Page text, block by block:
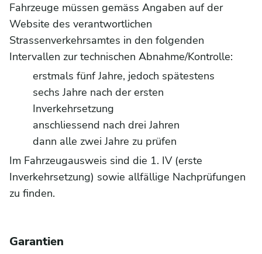
Fahrzeuge müssen gemäss Angaben auf der
Website des verantwortlichen
Strassenverkehrsamtes in den folgenden
Intervallen zur technischen Abnahme/Kontrolle:
erstmals fünf Jahre, jedoch spätestens
sechs Jahre nach der ersten
Inverkehrsetzung
anschliessend nach drei Jahren
dann alle zwei Jahre zu prüfen
Im Fahrzeugausweis sind die 1. IV (erste
Inverkehrsetzung) sowie allfällige Nachprüfungen
zu finden.
Garantien